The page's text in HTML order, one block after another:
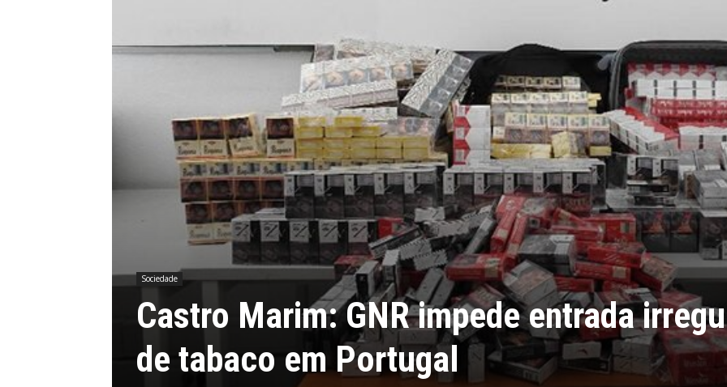
Sociedade
Castro Marim: GNR impede entrada
de tabaco em Portugal